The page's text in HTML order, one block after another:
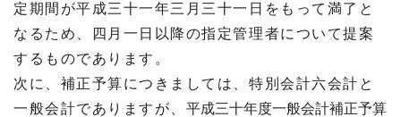
定期間が平成三十一年三月三十一日をもって満了と
なるため、四月一日以降の指定管理者について提案
するものであります。
次に、補正予算につきましては、特別会計六会計と
一般会計でありますが、 平成三十年度一般会計補正予算